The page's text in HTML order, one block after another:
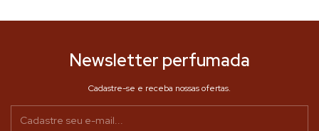
Newsletter perfumada
Cadastre-se e receba nossas ofertas.